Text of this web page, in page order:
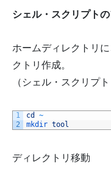
シェル・スクリプト
ホームディレクトリ
クトリ作成。
（シェル・スクリプ
1
2
cd
~
mkdir tool
ディレクトリ移動